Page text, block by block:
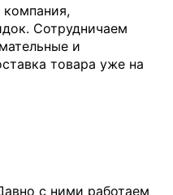
т
а
в
к
Сотрудничаем
и
товара уже на
с ними работаем